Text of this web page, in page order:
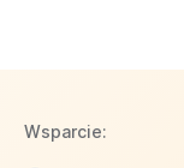
Wsparcie: